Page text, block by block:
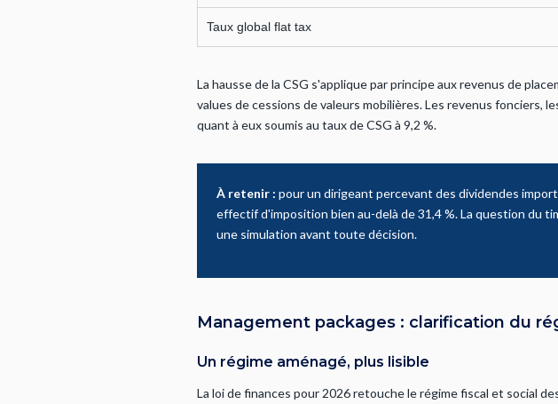
Taux global flat tax
La hausse de la CSG s'applique par principe aux revenus de
values de cessions de valeurs mobilières. Les revenus
quant à eux soumis au taux de CSG à 9,2 %.
À retenir : pour un dirigeant percevant des dividendes
effectif d'imposition bien au-delà de 31,4 %. La question du
une simulation avant toute décision.
Management packages : clarification du
Un régime aménagé, plus lisible
La loi de finances pour 2026 retouche le régime fiscal et social